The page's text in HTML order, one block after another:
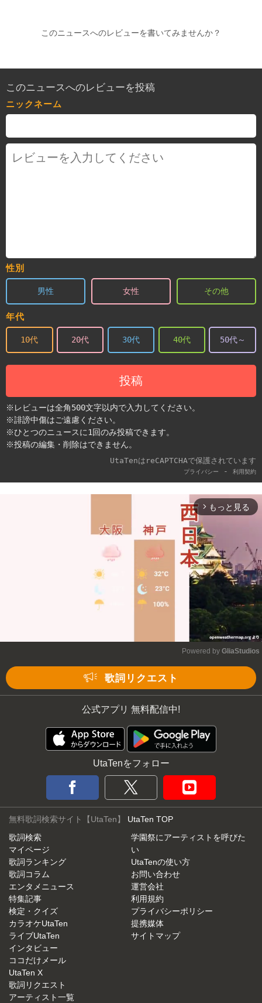
このニュースへのレビューを書いてみませんか？
このニュースへのレビューを投稿
ニックネーム
性別
男性 女性 その他
年代
10代 20代 30代 40代 50代～
投稿
※レビューは全角500文字以内で入力してください。
※誹謗中傷はご遠慮ください。
※ひとつのニュースに1回のみ投稿できます。
※投稿の編集・削除はできません。
UtaTenはreCAPTCHAで保護されています
プライバシー - 利用契約
arrow_forward_ios もっと見る
Powered by GliaStudios
歌詞リクエスト
公式アプリ 無料配信中!
UtaTenをフォロー
無料歌詞検索サイト【UtaTen】 UtaTen TOP
歌詞検索
マイページ
歌詞ランキング
歌詞コラム
エンタメニュース
特集記事
検定・クイズ
カラオケUtaTen
ライブUtaTen
インタビュー
ココだけメール
UtaTen X
歌詞リクエスト
アーティスト一覧
学園祭にアーティストを呼びた
い
UtaTenの使い方
お問い合わせ
運営会社
利用規約
プライバシーポリシー
提携媒体
サイトマップ